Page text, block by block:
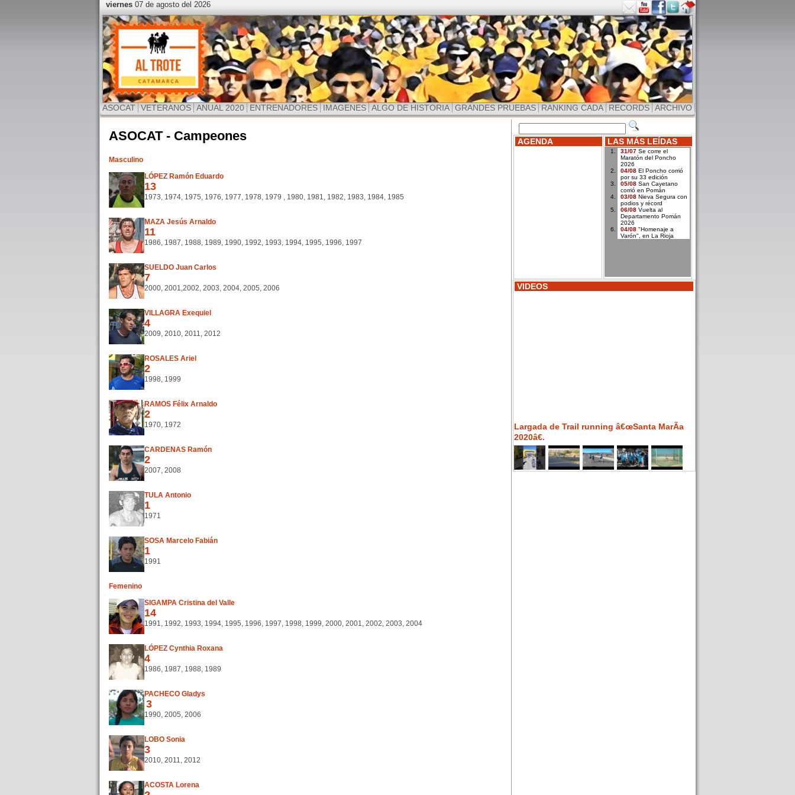
viernes07 de agosto del 2026
ASOCAT VETERANOS ANUAL 2020 ENTRENADORES IMAGENES ALGO DE HISTORIA GRANDES PRUEBAS RANKING CADA RECORDS ARCHIVO
ASOCAT - Campeones
Masculino
LÓPEZ Ramón Eduardo
13
1973, 1974, 1975, 1976, 1977, 1978, 1979 , 1980, 1981, 1982, 1983, 1984, 1985
MAZA Jesús Arnaldo
11
1986, 1987, 1988, 1989, 1990, 1992, 1993, 1994, 1995, 1996, 1997
SUELDO Juan Carlos
7
2000, 2001,2002, 2003, 2004, 2005, 2006
VILLAGRA Exequiel
4
2009, 2010, 2011, 2012
ROSALES Ariel
2
1998, 1999
RAMOS Félix Arnaldo
2
1970, 1972
CARDENAS Ramón
2
2007, 2008
TULA Antonio
1
1971
SOSA Marcelo Fabián
1
1991
Femenino
SIGAMPA Cristina del Valle
14
1991, 1992, 1993, 1994, 1995, 1996, 1997, 1998, 1999, 2000, 2001, 2002, 2003, 2004
LÓPEZ Cynthia Roxana
4
1986, 1987, 1988, 1989
PACHECO Gladys
3
1990, 2005, 2006
LOBO Sonia
3
2010, 2011, 2012
ACOSTA Lorena
AGENDA LAS MÁS LEÍDAS
31/07 Se corre el
Maratón del Poncho
2026
04/08 El Poncho corrió
por su 33 edición
05/08 San Cayetano
corrió en Pomán
03/08 Nieva Segura con
podios y récord
06/08 Vuelta al
Departamento Pomán
2026
04/08 "Homenaje a
Varón", en La Rioja
VIDEOS
Largada de Trail running â€œSanta MarÃ­a
2020â€.